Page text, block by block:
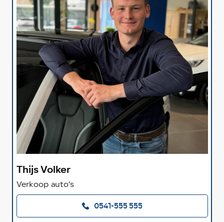
Thijs Volker
Verkoop auto’s
0541-555 555